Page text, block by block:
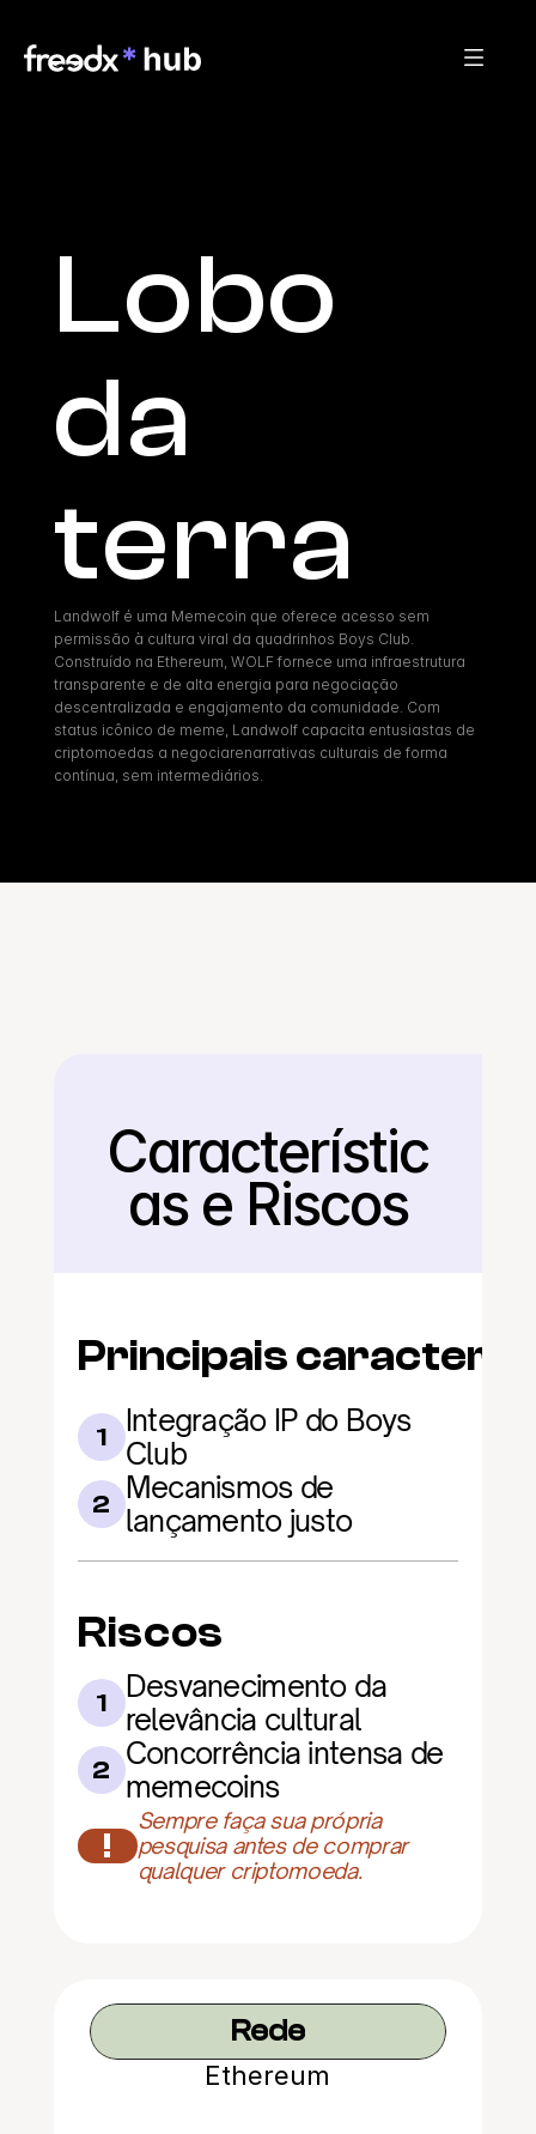
Lobo
da
terra
Landwolf é uma Memecoin que oferece acesso sem
permissão à cultura viral da quadrinhos Boys Club.
Construído na Ethereum, WOLF fornece uma infraestrutura
transparente e de alta energia para negociação
descentralizada e engajamento da comunidade. Com
status icônico de meme, Landwolf capacita entusiastas de
criptomoedas a negociarenarrativas culturais de forma
contínua, sem intermediários.
Voltar
Característic
as e Riscos
Principais
1
Integração IP do Boys
Club
2 Mecanismos de
lançamento justo
Riscos
1
Desvanecimento da
relevância cultural
2 Concorrência intensa de
memecoins
!
Sempre faça sua própria
pesquisa antes de comprar
qualquer criptomoeda.
Rede
Ethereum